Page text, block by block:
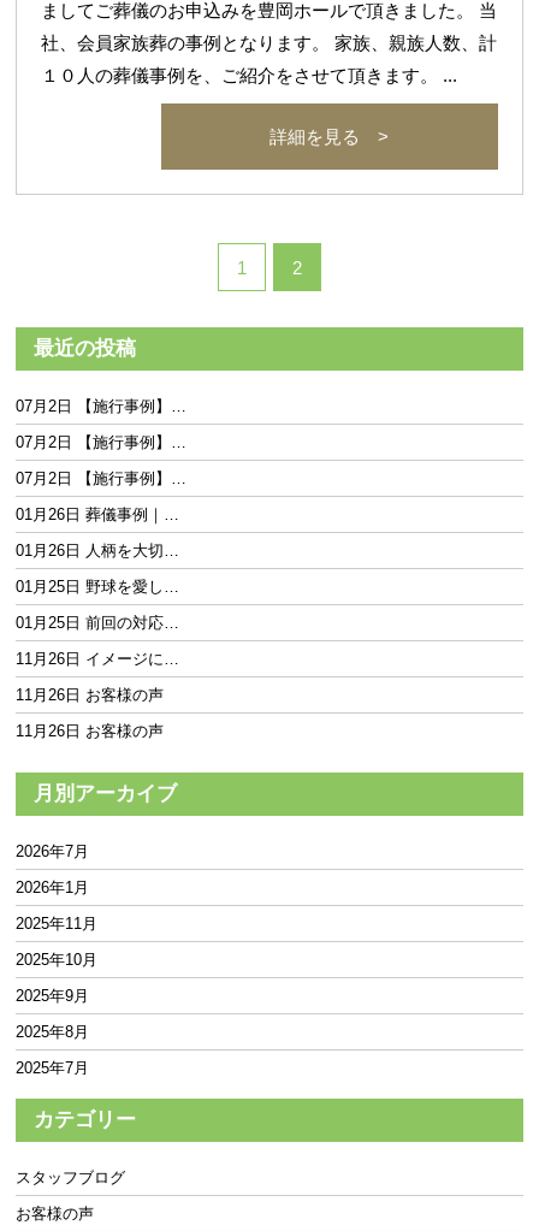
ましてご葬儀のお申込みを豊岡ホールで頂きました。 当
社、会員家族葬の事例となります。 家族、親族人数、計
１０人の葬儀事例を、ご紹介をさせて頂きます。 ...
詳細を見る >
1 2
最近の投稿
07月2日 【施行事例】…
07月2日 【施行事例】…
07月2日 【施行事例】…
01月26日 葬儀事例｜…
01月26日 人柄を大切…
01月25日 野球を愛し…
01月25日 前回の対応…
11月26日 イメージに…
11月26日 お客様の声
11月26日 お客様の声
月別アーカイブ
2026年7月
2026年1月
2025年11月
2025年10月
2025年9月
2025年8月
2025年7月
2025年6月
2025年5月
2025年4月
2025年3月
カテゴリー
スタッフブログ
お客様の声